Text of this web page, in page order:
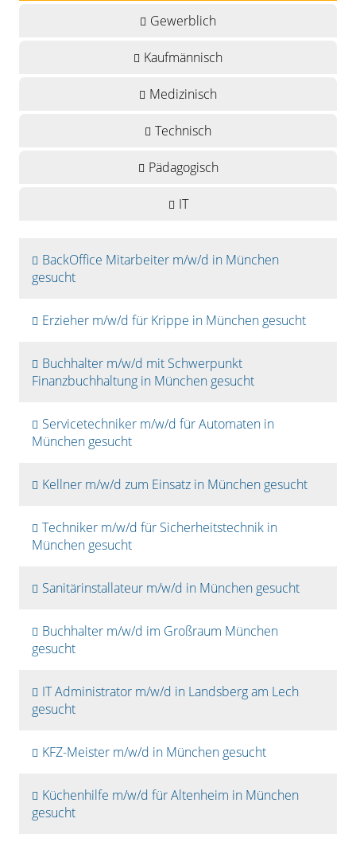
Gewerblich
Kaufmännisch
Medizinisch
Technisch
Pädagogisch
IT
BackOffice Mitarbeiter m/w/d in München
gesucht
Erzieher m/w/d für Krippe in München gesucht
Buchhalter m/w/d mit Schwerpunkt
Finanzbuchhaltung in München gesucht
Servicetechniker m/w/d für Automaten in
München gesucht
Kellner m/w/d zum Einsatz in München gesucht
Techniker m/w/d für Sicherheitstechnik in
München gesucht
Sanitärinstallateur m/w/d in München gesucht
Buchhalter m/w/d im Großraum München
gesucht
IT Administrator m/w/d in Landsberg am Lech
gesucht
KFZ-Meister m/w/d in München gesucht
Küchenhilfe m/w/d für Altenheim in München
gesucht